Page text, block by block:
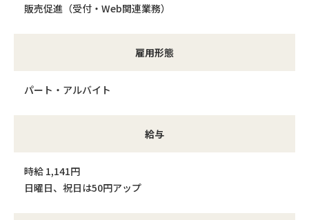
販売促進（受付・Web関連業務）
雇用形態
パート・アルバイト
給与
時給 1,141円
日曜日、祝日は50円アップ